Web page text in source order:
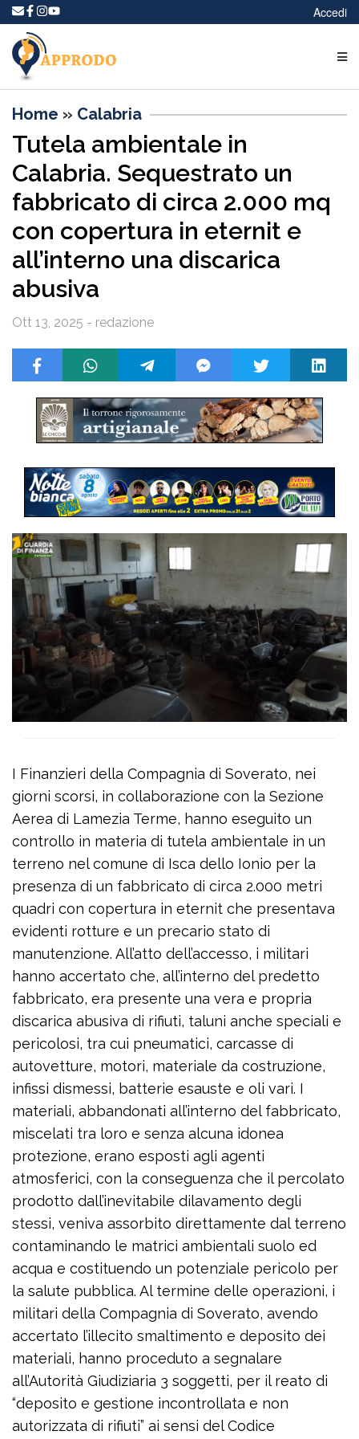
Accedi
Home » Calabria
Tutela ambientale in
Calabria. Sequestrato un
fabbricato di circa 2.000 mq
con copertura in eternit e
all’interno una discarica
abusiva
Ott 13, 2025 - redazione
I Finanzieri della Compagnia di Soverato, nei
giorni scorsi, in collaborazione con la Sezione
Aerea di Lamezia Terme, hanno eseguito un
controllo in materia di tutela ambientale in un
terreno nel comune di Isca dello Ionio per la
presenza di un fabbricato di circa 2.000 metri
quadri con copertura in eternit che presentava
evidenti rotture e un precario stato di
manutenzione. All’atto dell’accesso, i militari
hanno accertato che, all’interno del predetto
fabbricato, era presente una vera e propria
discarica abusiva di rifiuti, taluni anche speciali e
pericolosi, tra cui pneumatici, carcasse di
autovetture, motori, materiale da costruzione,
infissi dismessi, batterie esauste e oli vari. I
materiali, abbandonati all’interno del fabbricato,
miscelati tra loro e senza alcuna idonea
protezione, erano esposti agli agenti
atmosferici, con la conseguenza che il percolato
prodotto dall’inevitabile dilavamento degli
stessi, veniva assorbito direttamente dal terreno
contaminando le matrici ambientali suolo ed
acqua e costituendo un potenziale pericolo per
la salute pubblica. Al termine delle operazioni, i
militari della Compagnia di Soverato, avendo
accertato l’illecito smaltimento e deposito dei
materiali, hanno proceduto a segnalare
all’Autorità Giudiziaria 3 soggetti, per il reato di
“deposito e gestione incontrollata e non
autorizzata di rifiuti” ai sensi del Codice